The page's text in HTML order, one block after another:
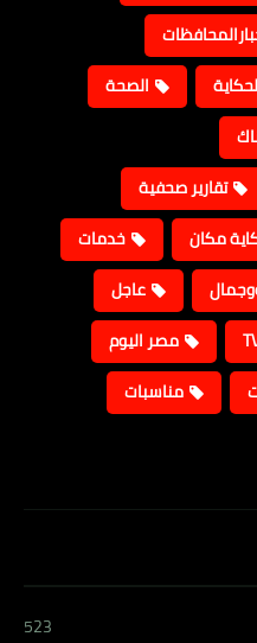
الصحة
تقارير صحفية
مكان
خدمات
عاجل
مصر اليوم
مناسبات
523